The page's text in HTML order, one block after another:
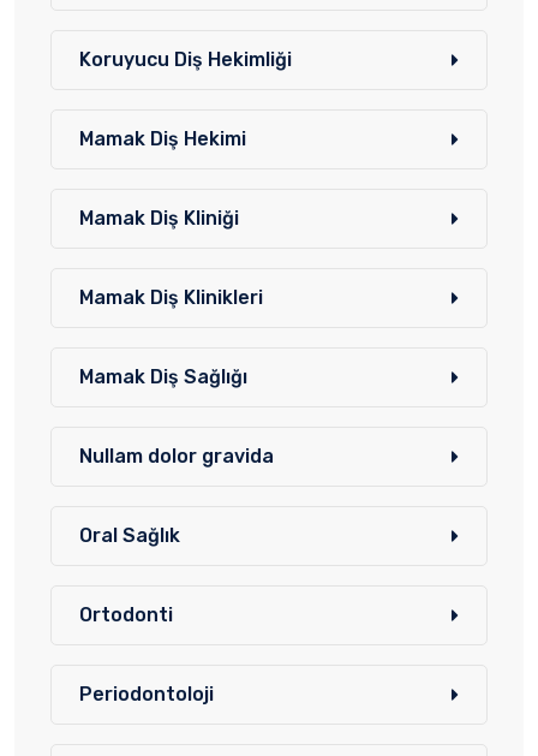
Koruyucu Diş Hekimliği
Mamak Diş Hekimi
Mamak Diş Kliniği
Mamak Diş Klinikleri
Mamak Diş Sağlığı
Nullam dolor gravida
Oral Sağlık
Ortodonti
Periodontoloji